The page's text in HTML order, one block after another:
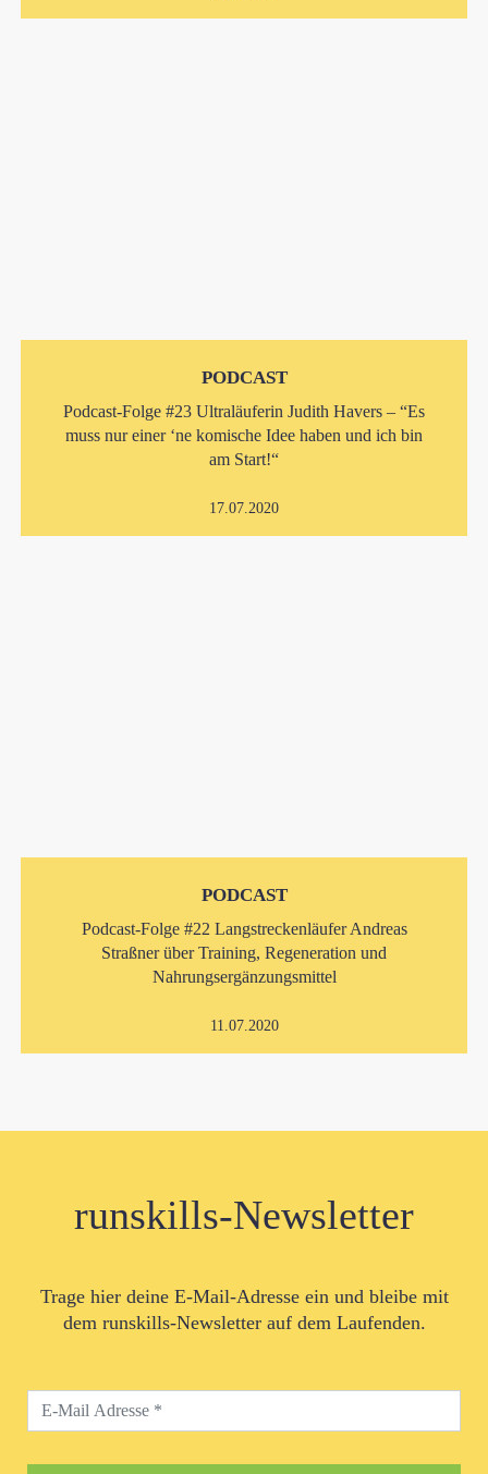
PODCAST
Podcast-Folge #23 Ultraläuferin Judith Havers – “Es
muss nur einer ‘ne komische Idee haben und ich bin
am Start!“
17.07.2020
PODCAST
Podcast-Folge #22 Langstreckenläufer Andreas
Straßner über Training, Regeneration und
Nahrungsergänzungsmittel
11.07.2020
runskills-Newsletter
Trage hier deine E-Mail-Adresse ein und bleibe mit
dem runskills-Newsletter auf dem Laufenden.